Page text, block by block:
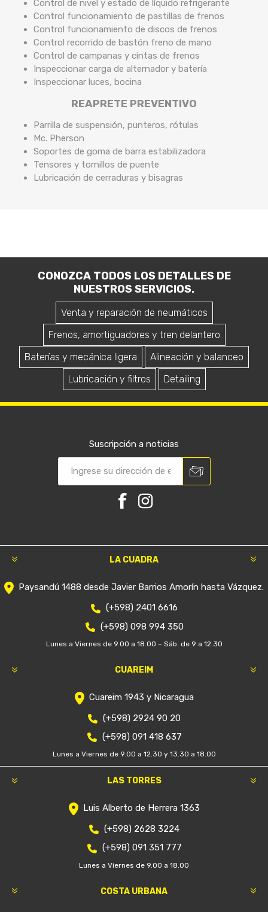
Control de nivel y estado de líquido refrigerante
Control funcionamiento de pastillas de frenos
Control funcionamiento de discos de frenos
Control recorrido de bastón freno de mano
Control de campanas y cintas de frenos
Inspeccionar carga de alternador y batería
Inspeccionar luces, bocina
REAPRETE PREVENTIVO
Parrilla de suspensión, punteros, rótulas
Mc. Pherson
Soportes de goma de barra estabilizadora
Tensores y tornillos de puente
Lubricación de cerraduras y bisagras
CONOZCA TODOS LOS DETALLES DE
NUESTROS SERVICIOS.
Venta y reparación de neumáticos
Frenos, amortiguadores y tren delantero
Baterías y mecánica ligera
Alineación y balanceo
Lubricación y filtros
Detailing
Suscripción a noticias
LA CUADRA
Paysandú 1488 desde Javier Barrios Amorín hasta Vázquez.
(+598) 2401 6616
(+598) 098 994 350
Lunes a Viernes de 9.00 a 18.00 – Sáb. de 9 a 12.30
CUAREIM
Cuareim 1943 y Nicaragua
(+598) 2924 90 20
(+598) 091 418 637
Lunes a Viernes de 9.00 a 12.30 y 13.30 a 18.00
LAS TORRES
Luis Alberto de Herrera 1363
(+598) 2628 3224
(+598) 091 351 777
Lunes a Viernes de 9.00 a 18.00
COSTA URBANA